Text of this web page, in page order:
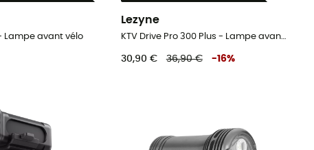
Lampe avant vélo
Lezyne
KTV Drive Pro 300 Plus - Lampe avant vélo
30,90 € 36,90 € -16%